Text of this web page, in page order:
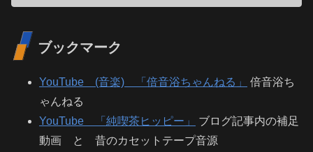
ブックマーク
YouTube (音楽) 「倍音浴ちゃんねる」
倍音浴ち
ゃんねる
YouTube 「純喫茶ヒッピー」
ブログ記事内の補足
動画 と 昔のカセットテープ音源